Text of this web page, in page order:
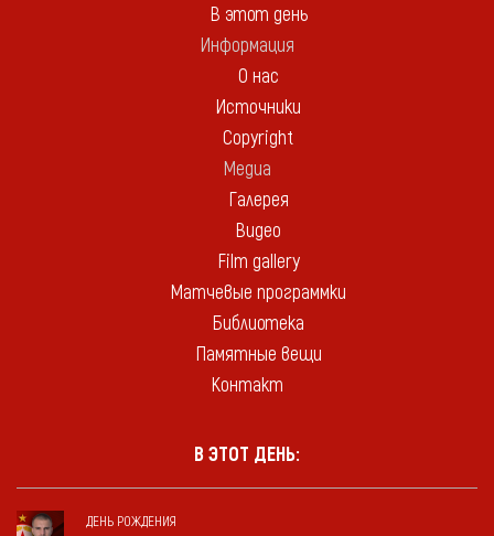
В этот день
Информация
О нас
Источники
Copyright
Медиа
Галерея
Видео
Film gallery
Матчевые программки
Библиотека
Памятные вещи
Контакт
В ЭТОТ ДЕНЬ:
ДЕНЬ РОЖДЕНИЯ